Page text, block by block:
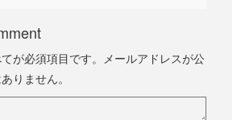
が必須項目です。メールアドレスが公
りません。